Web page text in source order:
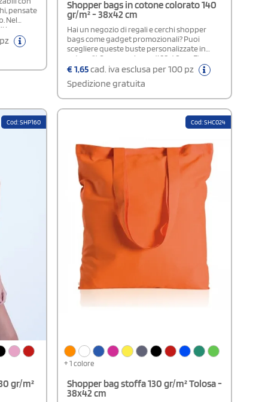
pensate
Nel
in
Shopper bags in cotone colorato 140
gr/m² - 38x42 cm
Hai un negozio di regali e cerchi shopper
bags come gadget promozionali? Puoi
scegliere queste buste personalizzate in
cotone140gr con misure di 38x42 cm. E' un
articolo prodotto sugli standard OEKO-TEX.
Il modello prevede i manici lunghi e sono
disponibili diverse varianti di colore. La scelta
ideale per chi ha una clientela giovane e
€1,65cad. iva esclusa per 100 pz
Spedizione gratuita
Cod: SHP160
gr/m²
Cod: SHC024
+ 1 colore
Shopper bag stoffa 130 gr/m² Tolosa -
38x42 cm